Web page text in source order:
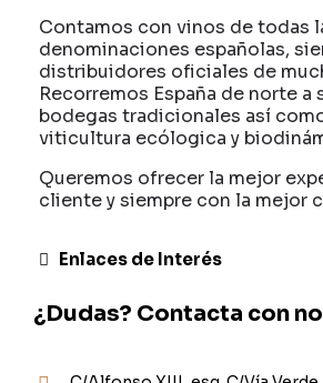
Contamos con vinos de todas
denominaciones españolas,
distribuidores oficiales de
Recorremos España de norte a
bodegas tradicionales así
viticultura ecólogica y
Queremos ofrecer la mejor
cliente y siempre con la mejor
Enlaces de Interés
¿Dudas? Contacta con